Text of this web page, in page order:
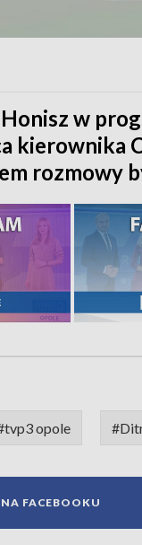
w
kierownika
rozmowy
opole
FACEBOOKU